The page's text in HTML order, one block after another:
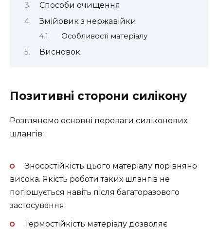
Способи очищення
Змійовик з нержавійки
Особливості матеріалу
Висновок
Позитивні сторони силікону
Розглянемо основні переваги силіконових
шлангів:
Зносостійкість цього матеріалу порівняно
висока. Якість роботи таких шлангів не
погіршується навіть після багаторазового
застосування.
Термостійкість матеріалу дозволяє